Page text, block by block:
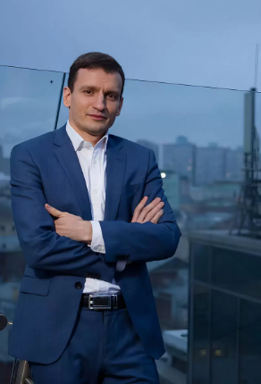
и о том, зачем крупнейшему